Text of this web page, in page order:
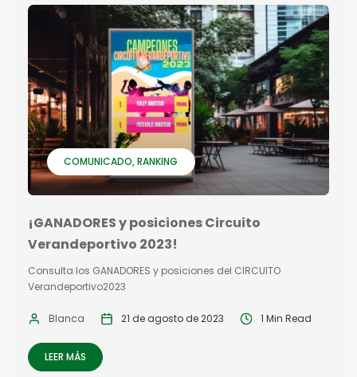
COMUNICADO RANKING
¡GANADORES y posiciones Circuito
Verandeportivo 2023!
Consulta los GANADORES y posiciones del CIRCUITO
Verandeportivo2023
Blanca 21 de agosto de 2023 1 Min Read
LEER MÁS